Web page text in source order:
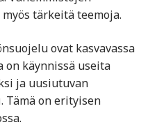
tärkeitä teemoja.
ovat kasvavassa
on käynnissä useita
ja uusiutuvan
Tämä on erityisen